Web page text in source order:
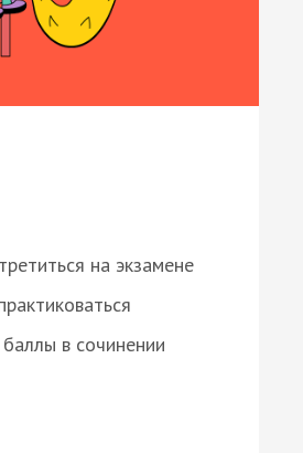
на экзамене
в сочинении